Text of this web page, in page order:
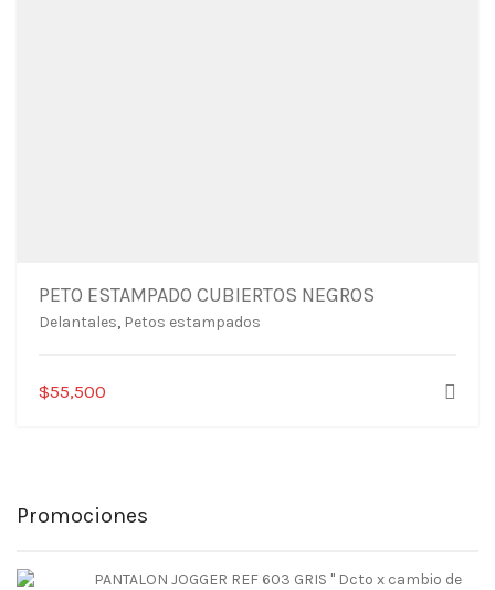
PETO ESTAMPADO CUBIERTOS NEGROS
Delantales, Petos estampados
$55,500
Promociones
PANTALON JOGGER REF 603 GRIS " Dcto x cambio de